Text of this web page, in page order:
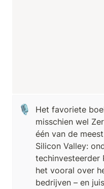
🎙️
Het favoriete
misschien wel
één van de
Silicon Valley:
techinvesteerder
het vooral over
bedrijven – en